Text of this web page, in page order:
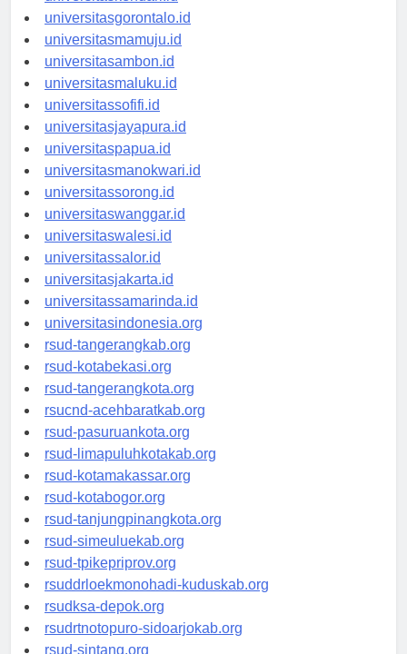
universitaskendari.id
universitasgorontalo.id
universitasmamuju.id
universitasambon.id
universitasmaluku.id
universitassofifi.id
universitasjayapura.id
universitaspapua.id
universitasmanokwari.id
universitassorong.id
universitaswanggar.id
universitaswalesi.id
universitassalor.id
universitasjakarta.id
universitassamarinda.id
universitasindonesia.org
rsud-tangerangkab.org
rsud-kotabekasi.org
rsud-tangerangkota.org
rsucnd-acehbaratkab.org
rsud-pasuruankota.org
rsud-limapuluhkotakab.org
rsud-kotamakassar.org
rsud-kotabogor.org
rsud-tanjungpinangkota.org
rsud-simeuluekab.org
rsud-tpikepriprov.org
rsuddrloekmonohadi-kuduskab.org
rsudksa-depok.org
rsudrtnotopuro-sidoarjokab.org